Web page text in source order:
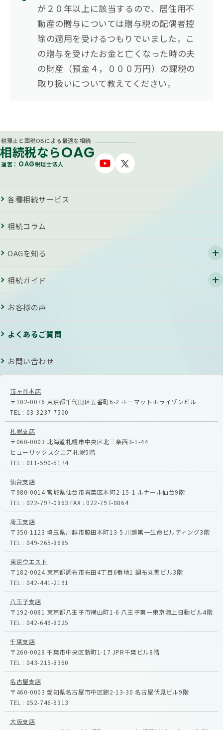
が２０年以上に該当するので、居住用不
動産の贈与については贈与税の配偶者控
除の適用を受けるつもりでいました。こ
の贈与を受けたお金と亡くなった時の夫
の財産（預金４，０００万円）の課税の
取り扱いについて教えてください。
税理士と国税OBによる最適な相続
相続税ならOAG
運営： OAG税理士法人
各種相続サービス
相続コラム
お客様の声
よくあるご質問
お問い合わせ
OAGを知る
相続ガイド
市ヶ谷本店
〒102-0076 東京都千代田区五番町6-2 ホーマットホライゾンビル
TEL : 03-3237-7500
札幌支店
〒060-0003 北海道札幌市中央区北三条西3-1-44
ヒューリックスクエア札幌5階
TEL : 011-590-5174
仙台支店
〒980-0014 宮城県仙台市青葉区本町2-15-1 ルナール仙台9階
TEL : 022-797-0863 FAX : 022-797-0864
埼玉支店
〒350-1123 埼玉県川越市脇田本町13-5 川越第一生命ビルディング3階
TEL : 049-265-8685
東京ウエスト
〒182-0024 東京都調布市布田4丁目6番地1 調布丸善ビル3階
TEL : 042-441-2191
八王子支店
〒192-0081 東京都八王子市横山町1-6 八王子第一東京海上日動ビル4階
TEL : 042-649-8025
千葉支店
〒260-0028 千葉市中央区新町1-17 JPR千葉ビル8階
TEL : 043-215-8360
名古屋支店
〒460-0003 愛知県名古屋市中区錦2-13-30 名古屋伏見ビル9階
TEL : 052-746-9313
大阪支店